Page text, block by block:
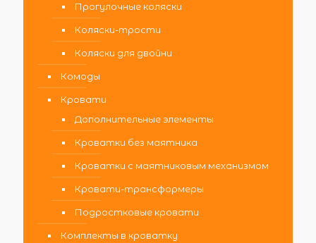
Прогулочные коляски
Коляски-трости
Коляски для двойни
Комоды
Кровати
Дополнительные элементы
Кроватки без маятника
Кроватки с маятниковым механизмом
Кровати-трансформеры
Подростковые кровати
Комплекты в кроватку